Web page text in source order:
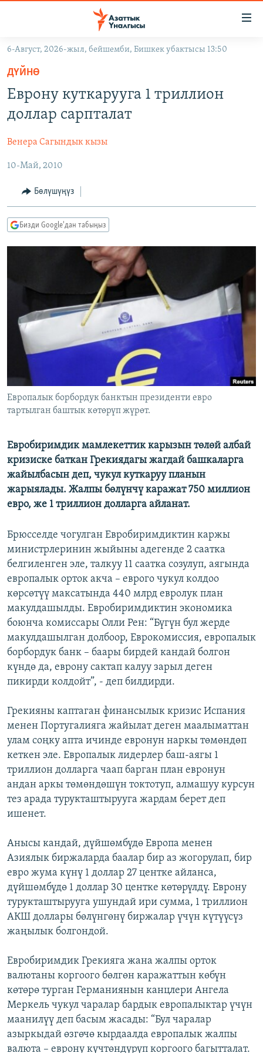
Навигацияга
өтүңүз
Издөөгө
салыңыз
ЖАҢЫЛЫКТАР
КЫРГЫЗСТАН
ЭКОНОМИКА
МАДАНИЯТ
ДҮЙНӨ
БОРБОР АЗИЯ
УКРАИНА
АТАЙЫН ИЛИКТӨӨ
ТВ ПРОГРАММАЛАР
БҮГҮН АЗАТТЫКТА
БИЗ ЖАНА ДҮЙНӨ
АЗАТТЫК+
ЫҢГАЙСЫЗ СУРООЛОР
ПОДКАСТ
ӨЗГӨЧӨ ПИКИР
ЭЕ/АРнун бардык сайттары
6-Август, 2026-жыл, бейшемби, Бишкек убактысы 13:50
ДҮЙНӨ
Еврону куткарууга 1 триллион
доллар сарпталат
Венера Сагындык кызы
10-Май, 2010
Бөлүшүңүз
Бизди Google'дан табыңыз
Европалык борбордук банктын президенти евро
тартылган баштык көтөрүп жүрөт.
Евробиримдик мамлекеттик карызын төлөй албай
кризиске баткан Грекиядагы жагдай башкаларга
жайылбасын деп, чукул куткаруу планын
жарыялады. Жалпы бөлүнчү каражат 750 миллион
евро, же 1 триллион долларга айланат.
Брюсселде чогулган Евробиримдиктин каржы
министрлеринин жыйыны адегенде 2 саатка
белгиленген эле, талкуу 11 саатка созулуп, аягында
европалык орток акча – еврого чукул колдоо
көрсөтүү максатында 440 млрд евролук план
макулдашылды. Евробиримдиктин экономика
боюнча комиссары Олли Рен: “Бүгүн бул жерде
макулдашылган долбоор, Еврокомиссия, европалык
борбордук банк – баары бирдей кандай болгон
күндө да, еврону сактап калуу зарыл деген
пикирди колдойт”, - деп билдирди.
Грекияны каптаган финансылык кризис Испания
менен Португалияга жайылат деген маалыматтан
улам соңку апта ичинде евронун наркы төмөндөп
кеткен эле. Европалык лидерлер баш-аягы 1
триллион долларга чаап барган план евронун
андан аркы төмөндөшүн токтотуп, алмашуу курсун
тез арада турукташтырууга жардам берет деп
ишенет.
Анысы кандай, дүйшөмбүдө Европа менен
Азиялык биржаларда баалар бир аз жогорулап, бир
евро жума күнү 1 доллар 27 центке айланса,
дүйшөмбүдө 1 доллар 30 центке көтөрүлдү. Еврону
турукташтырууга ушундай ири сумма, 1 триллион
АКШ доллары бөлүнгөнү биржалар үчүн күтүүсүз
жаңылык болгондой.
Евробиримдик Грекияга жана жалпы орток
валютаны коргоого бөлгөн каражаттын көбүн
көтөрө турган Германиянын канцлери Ангела
Меркель чукул чаралар бардык европалыктар үчүн
маанилүү деп басым жасады: “Бул чаралар
азыркыдай өзгөчө кырдаалда европалык жалпы
валюта – еврону күчтөндүрүп коргоого багытталат.